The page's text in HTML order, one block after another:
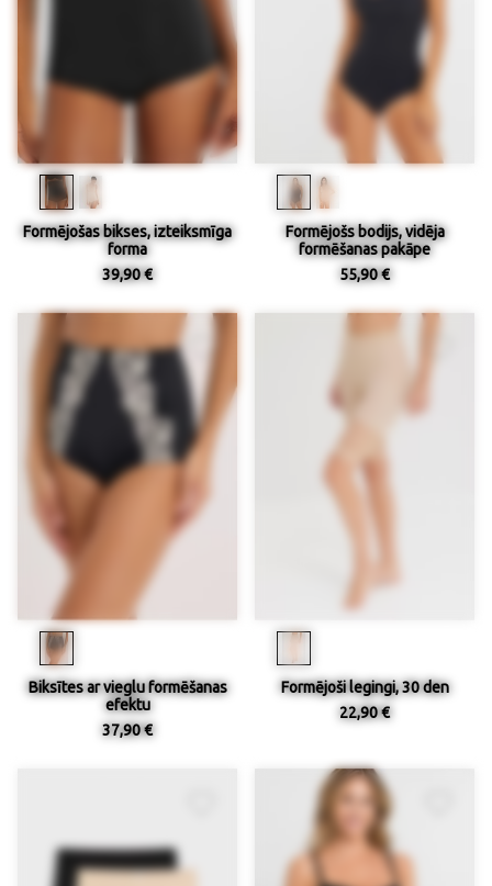
Formējošas bikses, izteiksmīga
forma
39,90 €
Formējošs bodijs, vidēja
formēšanas pakāpe
55,90 €
Biksītes ar vieglu formēšanas
efektu
37,90 €
Formējoši legingi, 30 den
22,90 €